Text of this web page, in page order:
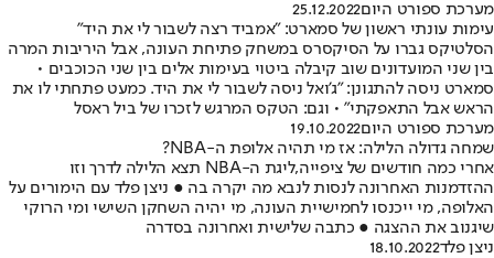
מערכת ספורט היום25.12.2022
עימות עונתי ראשון של סמארט: "אמביד רצה לשבור לי את היד"
הסלטיקס גברו על הסיקסרס במשחק פתיחת העונה, אבל היריבות המרה
בין שני המועדונים שוב קיבלה ביטוי בעימות אלים בין שני הכוכבים •
סמארט ניסה להתגונן: "ג'ואל ניסה לשבור לי את היד. כמעט פתחתי לו את
הראש אבל התאפקתי" • וגם: הטקס המרגש לזכרו של ביל ראסל
מערכת ספורט היום19.10.2022
שמחה גדולה הלילה: אז מי תהיה אלופת ה-NBA?
אחרי כמה חודשים של ציפייה,ליגת ה-NBA תצא הלילה לדרך וזו
ההזדמנות האחרונה לנסות לנבא מה יקרה בה ● ניצן פלד עם הימורים על
האלופה, מי ייכנסו לחמישיית העונה, מי יהיה השחקן השישי ומי הרוקי
שיגנוב את ההצגה ● כתבה שלישית ואחרונה בסדרה
ניצן פלד18.10.2022